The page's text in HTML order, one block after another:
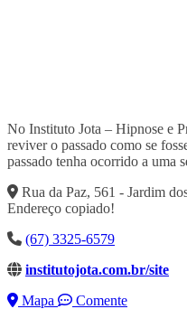
No Instituto Jota – Hipnose e
reviver o passado como se
passado tenha ocorrido a uma
Rua da Paz, 561 - Jardim
Endereço copiado!
(67) 3325-6579
institutojota.com.br/site
Mapa
Comente